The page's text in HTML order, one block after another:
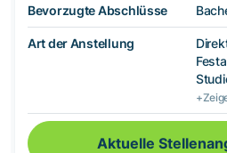
Bevorzugte Abschlüsse
Art der Anstellung
Aktuelle